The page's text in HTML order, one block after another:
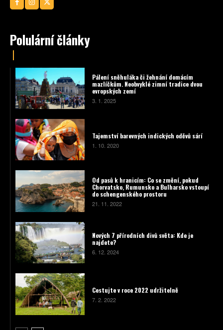
Polulární články
Pálení sněhuláka či žehnání domácím
mazlíčkům. Neobvyklé zimní tradice dvou
evropských zemí
3. 1. 2025
Tajemství barevných indických oděvů sárí
1. 10. 2020
Od pasů k hranicím: Co se změní, pokud
Chorvatsko, Rumunsko a Bulharsko vstoupí
do schengenského prostoru
21. 11. 2022
Nových 7 přírodních divů světa: Kde je
najdete?
6. 12. 2024
Cestujte v roce 2022 udržitelně
7. 2. 2022